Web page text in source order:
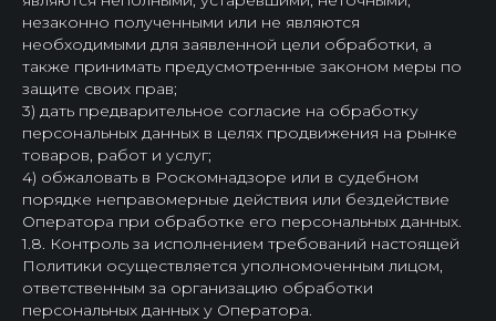
незаконно полученными или не являются
необходимыми для заявленной цели обработки, а
также принимать предусмотренные законом меры по
защите своих прав;
3) дать предварительное согласие на обработку
персональных данных в целях продвижения на рынке
товаров, работ и услуг;
4) обжаловать в Роскомнадзоре или в судебном
порядке неправомерные действия или бездействие
Оператора при обработке его персональных данных.
1.8. Контроль за исполнением требований настоящей
Политики осуществляется уполномоченным лицом,
ответственным за организацию обработки
персональных данных у Оператора.